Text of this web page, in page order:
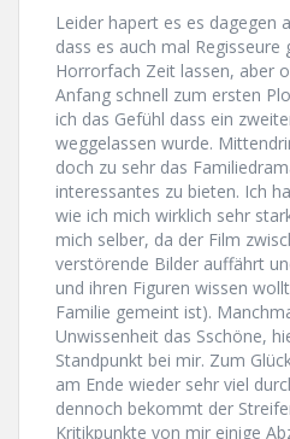
Leider hapert es es dagegen
dass es auch mal Regisseure
Horrorfach Zeit lassen, aber
Anfang schnell zum ersten
ich das Gefühl dass ein
weggelassen wurde.
doch zu sehr das
interessantes zu bieten. Ich
wie ich mich wirklich sehr
mich selber, da der Film
verstörende Bilder auffährt
und ihren Figuren wissen
Familie gemeint ist).
Unwissenheit das Sschöne,
Standpunkt bei mir. Zum
am Ende wieder sehr viel
dennoch bekommt der
Kritikpunkte von mir einige